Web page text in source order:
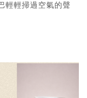
輕輕掃過空氣的聲
是我們太久沒細細